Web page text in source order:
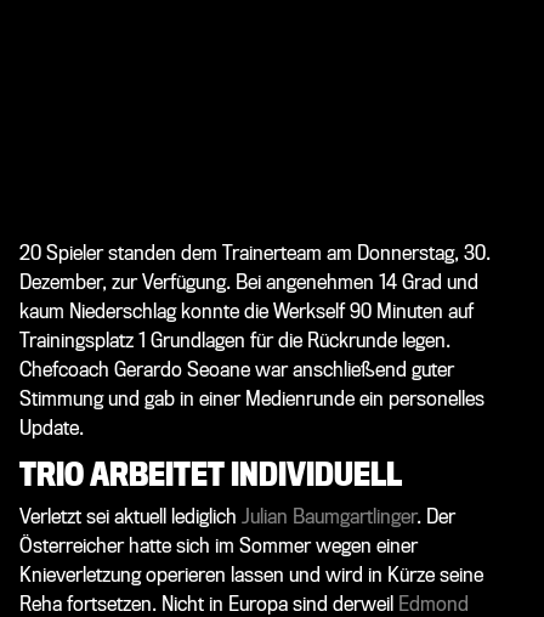
20 Spieler standen dem Trainerteam am Donnerstag, 30.
Dezember, zur Verfügung. Bei angenehmen 14 Grad und
kaum Niederschlag konnte die Werkself 90 Minuten auf
Trainingsplatz 1 Grundlagen für die Rückrunde legen.
Chefcoach Gerardo Seoane war anschließend guter
Stimmung und gab in einer Medienrunde ein personelles
Update.
TRIO ARBEITET INDIVIDUELL
Verletzt sei aktuell lediglich Julian Baumgartlinger. Der
Österreicher hatte sich im Sommer wegen einer
Knieverletzung operieren lassen und wird in Kürze seine
Reha fortsetzen. Nicht in Europa sind derweil Edmond